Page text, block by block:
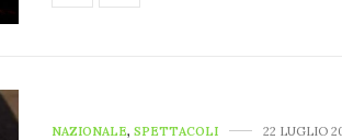
NAZIONALE, SPETTACOLI 22 LUGLIO